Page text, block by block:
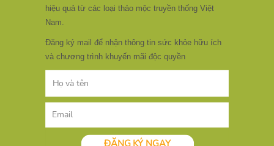
hiệu quả từ các loại thảo mộc truyền thống Việt
Nam.
Đăng ký mail để nhận thông tin sức khỏe hữu ích
và chương trình khuyến mãi độc quyền